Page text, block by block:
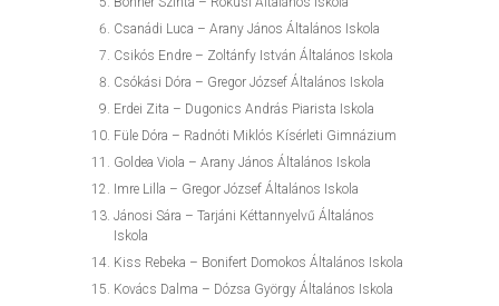
Csanádi Luca – Arany János Általános Iskola
Csikós Endre – Zoltánfy István Általános Iskola
Csókási Dóra – Gregor József Általános Iskola
Erdei Zita – Dugonics András Piarista Iskola
Füle Dóra – Radnóti Miklós Kísérleti Gimnázium
Goldea Viola – Arany János Általános Iskola
Imre Lilla – Gregor József Általános Iskola
Jánosi Sára – Tarjáni Kéttannyelvű Általános
Iskola
Kiss Rebeka – Bonifert Domokos Általános Iskola
Kovács Dalma – Dózsa György Általános Iskola